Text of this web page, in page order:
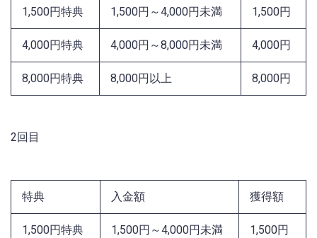
1,500円特典 1,500円～4,000円未満 1,500円
4,000円特典 4,000円～8,000円未満 4,000円
8,000円特典 8,000円以上 8,000円
2回目
特典 入金額 獲得額
1,500円特典 1,500円～4,000円未満 1,500円